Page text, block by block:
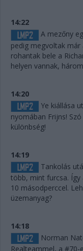
14:22
A mezőny
pedig megvoltak
rohantak bele a
helyen vannak,
14:20
Ye kiállása
nyomában Frijns!
különbség!
14:19
Tankolás
több, mint furcsa.
10 másodperccel.
üzemanyag?
14:18
Norman
Realteammel, a